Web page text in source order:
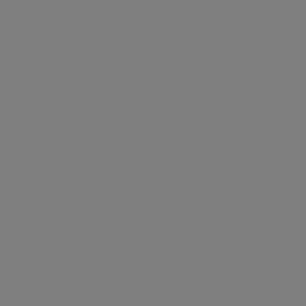
os
do serviço de entregas especiais FedEx ou DHL, diretamente
de valor elevado, utilizamos um serviço de transporte
a 30 dias.
e pronta para o seu momento.